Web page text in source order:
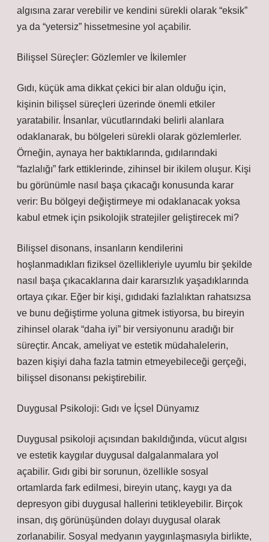
algısına zarar verebilir ve kendini sürekli olarak “eksik”
ya da “yetersiz” hissetmesine yol açabilir.
Bilişsel Süreçler: Gözlemler ve İkilemler
Gıdı, küçük ama dikkat çekici bir alan olduğu için,
kişinin bilişsel süreçleri üzerinde önemli etkiler
yaratabilir. İnsanlar, vücutlarındaki belirli alanlara
odaklanarak, bu bölgeleri sürekli olarak gözlemlerler.
Örneğin, aynaya her baktıklarında, gıdılarındaki
“fazlalığı” fark ettiklerinde, zihinsel bir ikilem oluşur. Kişi
bu görünümle nasıl başa çıkacağı konusunda karar
verir: Bu bölgeyi değiştirmeye mi odaklanacak yoksa
kabul etmek için psikolojik stratejiler geliştirecek mi?
Bilişsel disonans, insanların kendilerini
hoşlanmadıkları fiziksel özellikleriyle uyumlu bir şekilde
nasıl başa çıkacaklarına dair kararsızlık yaşadıklarında
ortaya çıkar. Eğer bir kişi, gıdıdaki fazlalıktan rahatsızsa
ve bunu değiştirme yoluna gitmek istiyorsa, bu bireyin
zihinsel olarak “daha iyi” bir versiyonunu aradığı bir
süreçtir. Ancak, ameliyat ve estetik müdahalelerin,
bazen kişiyi daha fazla tatmin etmeyebileceği gerçeği,
bilişsel disonansı pekiştirebilir.
Duygusal Psikoloji: Gıdı ve İçsel Dünyamız
Duygusal psikoloji açısından bakıldığında, vücut algısı
ve estetik kaygılar duygusal dalgalanmalara yol
açabilir. Gıdı gibi bir sorunun, özellikle sosyal
ortamlarda fark edilmesi, bireyin utanç, kaygı ya da
depresyon gibi duygusal hallerini tetikleyebilir. Birçok
insan, dış görünüşünden dolayı duygusal olarak
zorlanabilir. Sosyal medyanın yaygınlaşmasıyla birlikte,